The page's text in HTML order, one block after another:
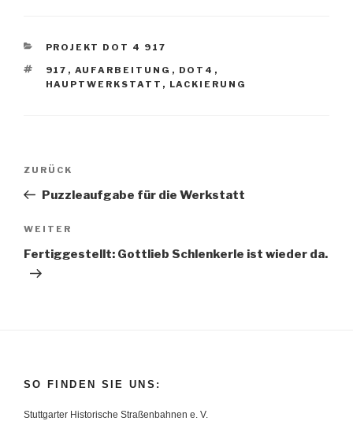
KATEGORIEN
PROJEKT DOT 4 917
SCHLAGWÖRTER
917 , AUFARBEITUNG , DOT4 ,
HAUPTWERKSTATT , LACKIERUNG
Beitragsnavigation
Vorheriger
Beitrag
ZURÜCK
Puzzleaufgabe für die Werkstatt
Nächster
Beitrag
WEITER
Fertiggestellt: Gottlieb Schlenkerle ist wieder da.
SO FINDEN SIE UNS:
Stuttgarter Historische Straßenbahnen e. V.